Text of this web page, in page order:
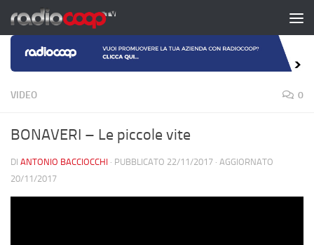
Salta al contenuto
VIDEO 0
BONAVERI – Le piccole vite
DI ANTONIO BACCIOCCHI · PUBBLICATO 22/11/2017 · AGGIORNATO
20/11/2017